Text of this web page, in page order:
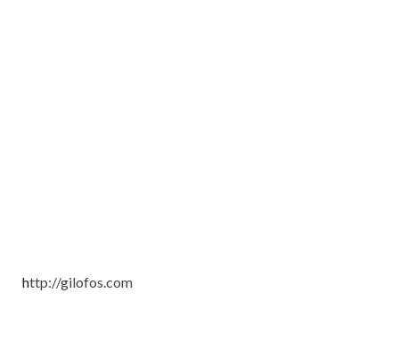
http://gilofos.com